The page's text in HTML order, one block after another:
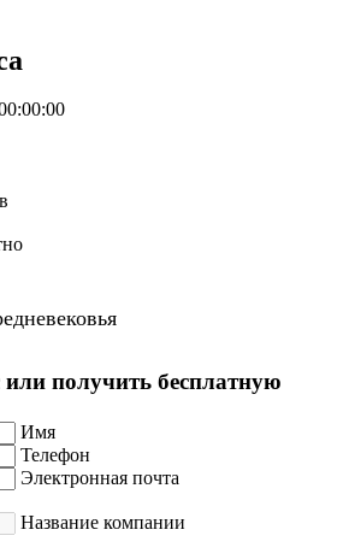
или получить бесплатную
Имя
Телефон
Электронная почта
Название компании